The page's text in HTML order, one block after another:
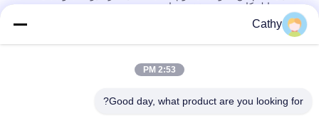
مم، مشابك كاتم صوت مخفضة دائرية
غيار السيارات
Cathy
2:53 PM
Good day, what product are you looking for?